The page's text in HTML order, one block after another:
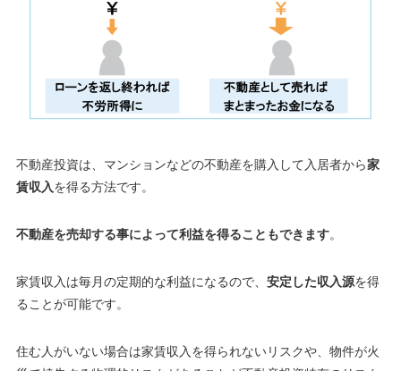
不動産投資は、マンションなどの不動産を購入して入居者から家
賃収入を得る方法です。
不動産を売却する事によって利益を得ることもできます。
家賃収入は毎月の定期的な利益になるので、 安定した収入源を得
ることが可能です。
住む人がいない場合は家賃収入を得られないリスクや、物件が火